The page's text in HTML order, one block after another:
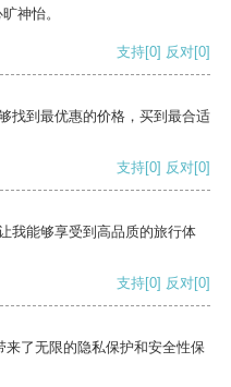
神怡。
支持[0] 反对[0]
找到最优惠的价格，买到最合适
支持[0] 反对[0]
我能够享受到高品质的旅行体
支持[0] 反对[0]
了无限的隐私保护和安全性保